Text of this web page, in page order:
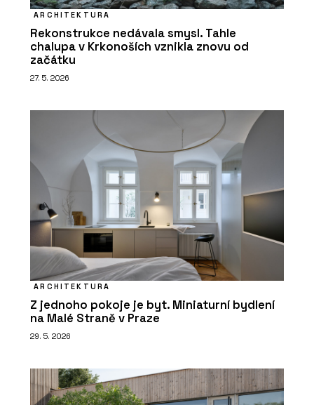
ARCHITEKTURA
Rekonstrukce nedávala smysl. Tahle
chalupa v Krkonoších vznikla znovu od
začátku
27. 5. 2026
ARCHITEKTURA
Z jednoho pokoje je byt. Miniaturní bydlení
na Malé Straně v Praze
29. 5. 2026